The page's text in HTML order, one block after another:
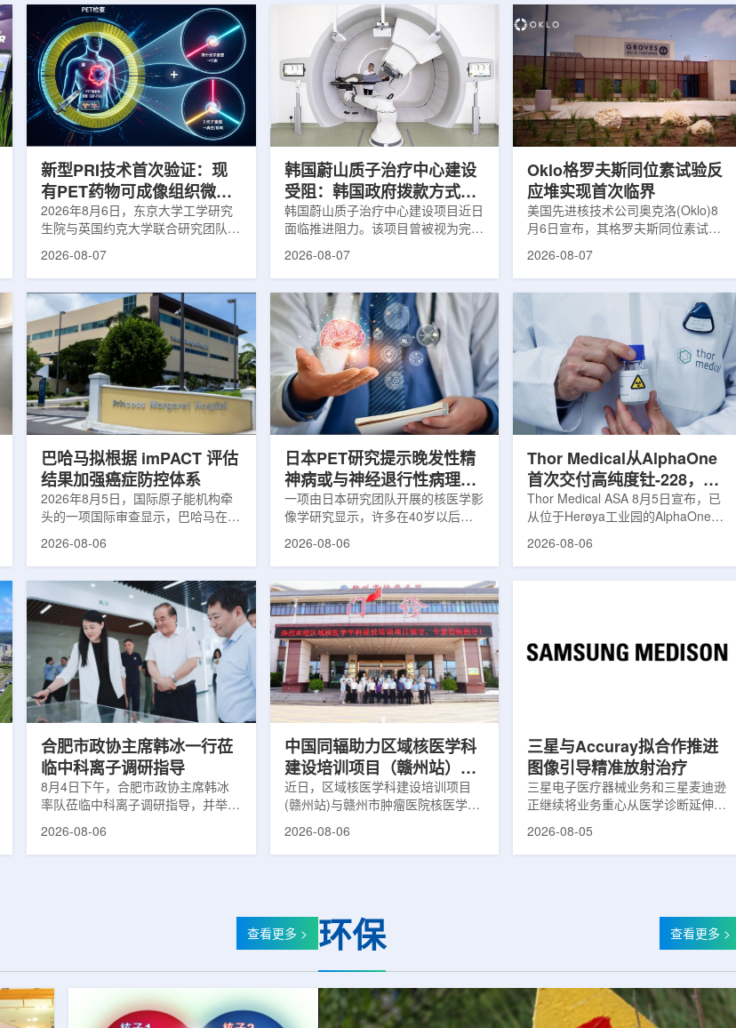
新型PRI技术首次验证：现
有PET药物可成像组织微环
境
2026年8月6日，东京大学工学研究
生院与英国约克大学联合研究团队宣
布，已建立一种利用正电子三光子衰
该方法可结合现有临床PET显像剂使
用，有望为核医学影像提供观察组织
微环境的新手段。利用正电子-3光子
衰变的下一代核医学成像概念图目前
临床PET扫描主要利用正电子双光子
湮灭过程显示药物在体内的分布和积
累情况，但对组织缺氧等与疾病恶性
程度相关的微环境信息捕捉有限。...
2026-08-07
韩国蔚山质子治疗中心建设
受阻：韩国政府拨款方式调
整影响项目推进
韩国蔚山质子治疗中心建设项目近日
面临推进阻力。该项目曾被视为完善
韩国东南部区域癌症治疗体系的关键
的难度明显上升。据蔚山市8月6日
消息，蔚山市已于去年3月完成质子
治疗中心建设可行性研究及基本规划
制定服务，并开始争取国家拨款。不
过，韩国保健福祉部回复称，难以单
独为蔚山市提供大型项目资金。此
前，蔚山市曾计划通过建设质子治疗
中心，构建癌症患者可在区域内完成
2026-08-07
Oklo格罗夫斯同位素试验反
应堆实现首次临界
美国先进核技术公司奥克洛(Oklo)8
月6日宣布，其格罗夫斯同位素试验
反应堆已在低功率状态下实现可控自
格罗夫斯同位素试验反应堆设施(图
片：格罗夫斯)格罗夫斯低功率试验
反应堆位于美国得克萨斯州洛克哈
特，是美国能源部反应堆试点计划下
首个在私人土地上实现临界的反应
堆。根据奥克洛介绍，该设施从未开
发土地起步建设，完成了土建开挖、
工程建设、组件制造或采购、燃料配
2026-08-07
巴哈马拟根据 imPACT 评估
结果加强癌症防控体系
2026年8月5日，国际原子能机构牵
头的一项国际审查显示，巴哈马在加
强癌症治疗服务方面具备进一步提升
治疗效果提出了路线图。巴哈马拿骚
玛格丽特公主医院(图片：Pelow
Media/Adobe Stock)这项 imPACT
评估由国际原子能机构、世界卫生组
织/泛美卫生组织和国际癌症研究机
构共同开展，应巴哈马卫生与健康部
请求进行，重点评估该国癌症防控能
力和实际需求。6月9日至11日，专
2026-08-06
日本PET研究提示晚发性精
神病或与神经退行性病理相
关
一项由日本研究团队开展的核医学影
像学研究显示，许多在40岁以后首
次出现幻觉、妄想等精神病性症状的
常沉积。研究纳入37名晚发性精神
病患者和47名年龄匹配的健康对照
者。研究人员采用淀粉样蛋白PET示
踪剂^11C-PiB，以及tau蛋白PET示
踪剂^18F-florzolotau，对受试者大
脑中的β-淀粉样蛋白和tau蛋白积累
情况进行评估。结果显示，晚发性精
2026-08-06
Thor Medical从AlphaOne
首次交付高纯度钍-228，商
业供货启动
Thor Medical ASA 8月5日宣布，已
从位于Herøya工业园的AlphaOne生
产设施完成首批高纯度钍-228(Th-
工业规模制造的开始，首批客户交付
表明公司已完成从产能建设到利用首
2026-08-06
合肥市政协主席韩冰一行莅
临中科离子调研指导
8月4日下午，合肥市政协主席韩冰
率队莅临中科离子调研指导，并举行
座谈交流。市人大常委会副主任雍凤
俊、光若怀陪同。韩冰一行详细了解
破、成果转化落地及产业化发展等方
面开...
2026-08-06
中国同辐助力区域核医学科
建设培训项目（赣州站）与
赣州市肿瘤医院核医学诊疗
高质量建设项目同步启动
近日，区域核医学科建设培训项目
(赣州站)与赣州市肿瘤医院核医学诊
疗高质量建设项目在赣州市肿瘤医院
任杨传盛主持。赣州市卫生健康委员
会副主任傅伟、中华医学会核医学分
示，核医学在肿瘤等重大疾病...
2026-08-06
三星与Accuray拟合作推进
图像引导精准放射治疗
三星电子医疗器械业务和三星麦迪逊
正继续将业务重心从医学诊断延伸至
治疗领域。8月5日，三星HME美国
CT扫描仪BodyTom与Accuray机器
人放射外科平台CyberKnife相结合。
连接起来，使医务人员能够更准确地
确...
2026-08-05
查看更多 > 环保 查看更多 >